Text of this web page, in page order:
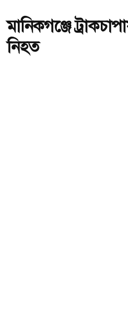
মানিকগঞ্জে
নিহত